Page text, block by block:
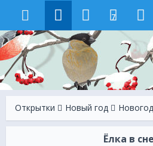
7
Открытки Новый год
Ёлка в